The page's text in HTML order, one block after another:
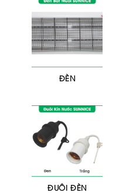
ĐÈN
ĐUÔI ĐÈN